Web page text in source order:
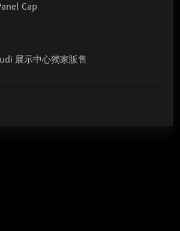
Cap
展示中心獨家販售